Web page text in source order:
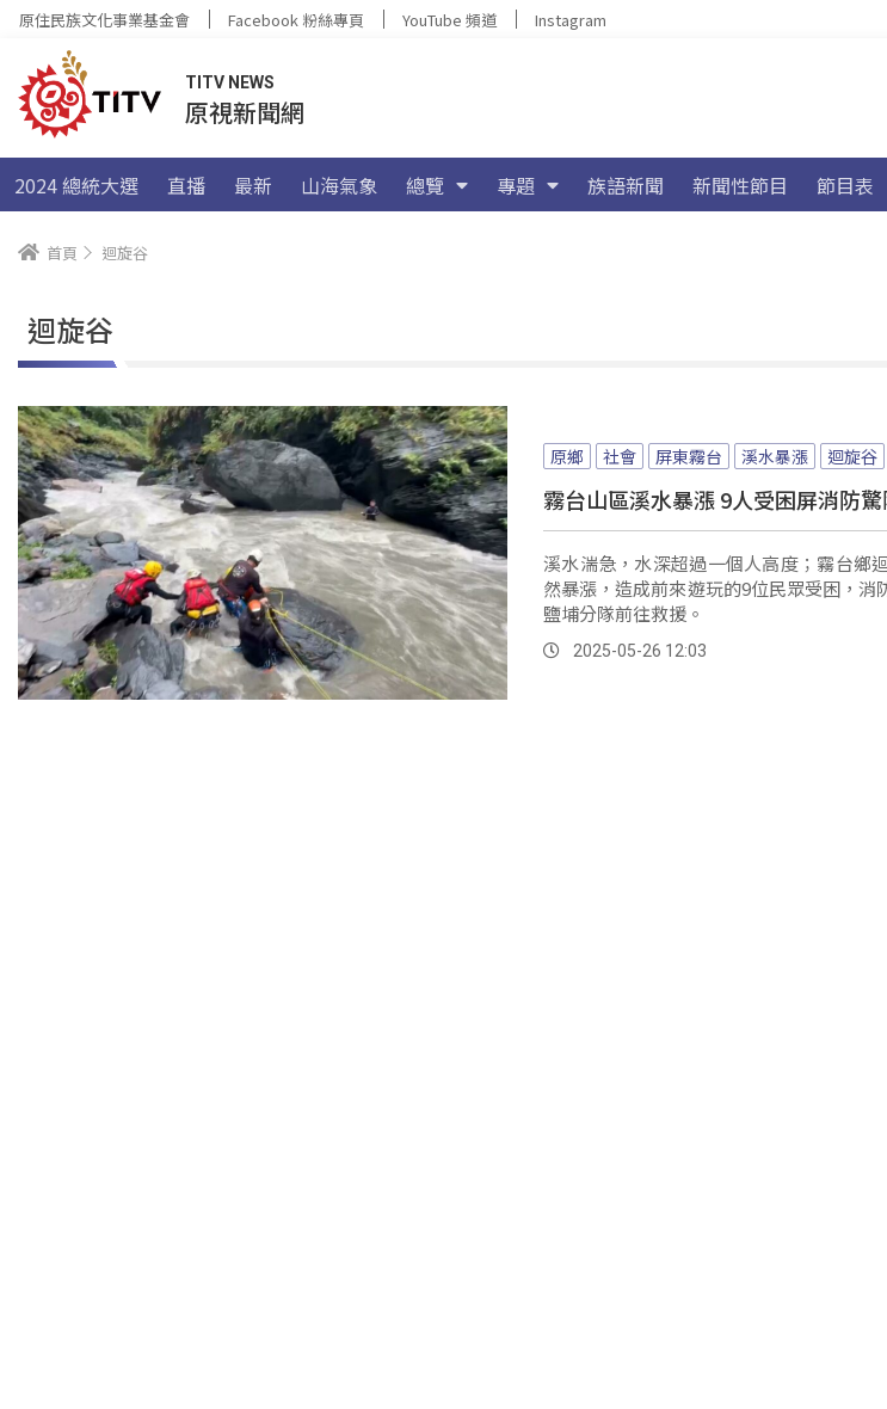
原住民族文化事業基金會 Facebook 粉絲專頁 YouTube 頻道 Instagram
TITV NEWS
原視新聞網
2024 總統大選 直播 最新 山海氣象 總覽 專題 族語新聞 新聞性節目 節目表
首頁 迴旋谷
迴旋谷
原鄉 社會 屏東霧台 溪水暴漲 迴旋谷
霧台山區溪水暴漲 9人受困屏消防
溪水湍急，水深超過一個人高度；霧台鄉
然暴漲，造成前來遊玩的9位民眾受困，消
鹽埔分隊前往救援。
2025-05-26 12:03